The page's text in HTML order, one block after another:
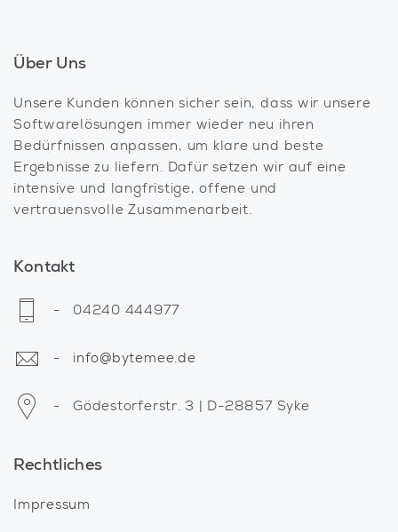
Über Uns
Unsere Kunden können sicher sein, dass wir unsere
Softwarelösungen immer wieder neu ihren
Bedürfnissen anpassen, um klare und beste
Ergebnisse zu liefern. Dafür setzen wir auf eine
intensive und langfristige, offene und
vertrauensvolle Zusammenarbeit.
Kontakt
- 04240 444977
- info@bytemee.de
- Gödestorferstr. 3 | D-28857 Syke
Rechtliches
Impressum